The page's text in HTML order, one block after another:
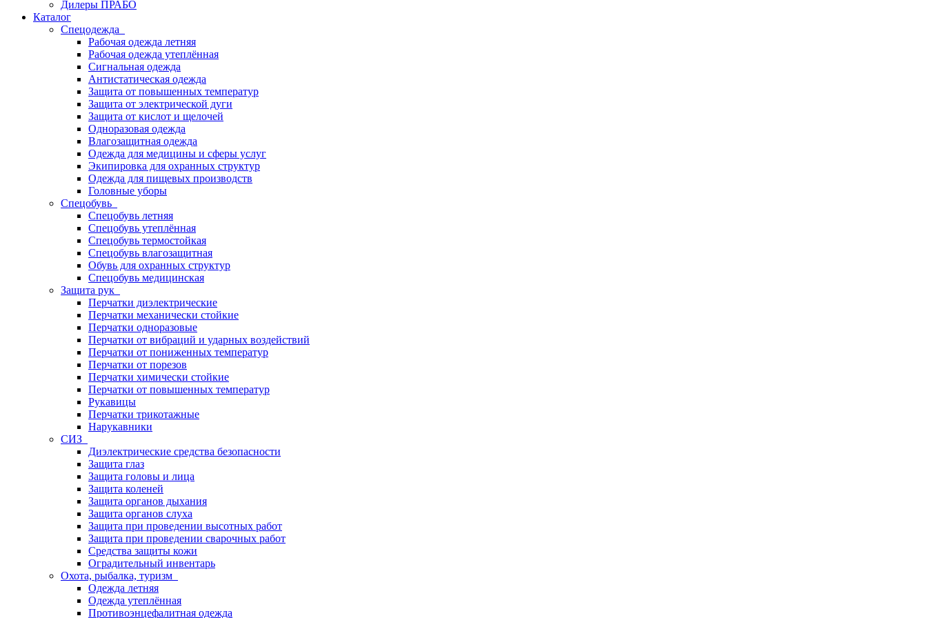
Дилеры ПРАБО
Каталог
Спецодежда
Рабочая одежда летняя
Рабочая одежда утеплённая
Сигнальная одежда
Антистатическая одежда
Защита от повышенных температур
Защита от электрической дуги
Защита от кислот и щелочей
Одноразовая одежда
Влагозащитная одежда
Одежда для медицины и сферы услуг
Экипировка для охранных структур
Одежда для пищевых производств
Головные уборы
Спецобувь
Спецобувь летняя
Спецобувь утеплённая
Спецобувь термостойкая
Спецобувь влагозащитная
Обувь для охранных структур
Спецобувь медицинская
Защита рук
Перчатки диэлектрические
Перчатки механически стойкие
Перчатки одноразовые
Перчатки от вибраций и ударных воздействий
Перчатки от пониженных температур
Перчатки от порезов
Перчатки химически стойкие
Перчатки от повышенных температур
Рукавицы
Перчатки трикотажные
Нарукавники
СИЗ
Диэлектрические средства безопасности
Защита глаз
Защита головы и лица
Защита коленей
Защита органов дыхания
Защита органов слуха
Защита при проведении высотных работ
Защита при проведении сварочных работ
Средства защиты кожи
Оградительный инвентарь
Охота, рыбалка, туризм
Одежда летняя
Одежда утеплённая
Противоэнцефалитная одежда